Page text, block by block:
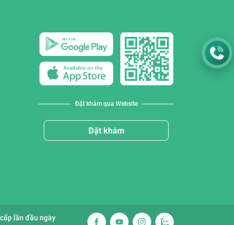
Đặt khám qua Website
Đặt khám
lần đầu ngày